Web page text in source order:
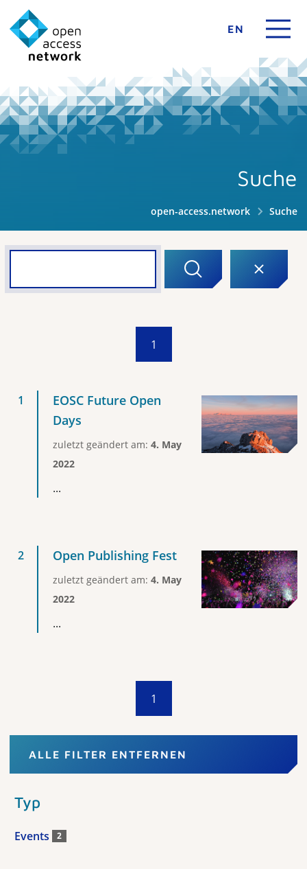
EN
Suche
open-access.network Suche
1
EOSC Future Open
Days
zuletzt geändert am: 4. May
2022
...
Open Publishing Fest
zuletzt geändert am: 4. May
2022
...
1
ALLE FILTER ENTFERNEN
Typ
Events 2